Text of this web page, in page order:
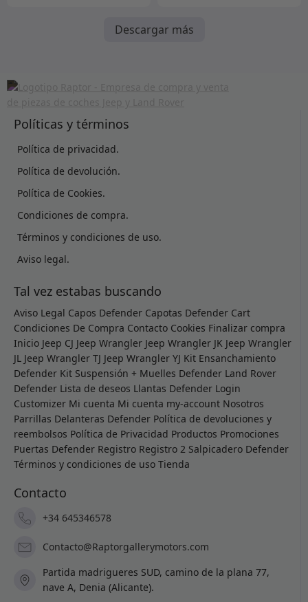
Descargar más
Políticas y términos
Política de privacidad.
Política de devolución.
Política de Cookies.
Condiciones de compra.
Términos y condiciones de uso.
Aviso legal.
Tal vez estabas buscando
Aviso Legal Capos Defender Capotas Defender Cart
Condiciones De Compra Contacto Cookies Finalizar compra
Inicio Jeep CJ Jeep Wrangler Jeep Wrangler JK Jeep Wrangler
JL Jeep Wrangler TJ Jeep Wrangler YJ Kit Ensanchamiento
Defender Kit Suspensión + Muelles Defender Land Rover
Defender Lista de deseos Llantas Defender Login
Customizer Mi cuenta Mi cuenta my-account Nosotros
Parrillas Delanteras Defender Política de devoluciones y
reembolsos Política de Privacidad Productos Promociones
Puertas Defender Registro Registro 2 Salpicadero Defender
Términos y condiciones de uso Tienda
Contacto
+34 645346578
Contacto@Raptorgallerymotors.com
Partida madrigueres SUD, camino de la plana 77,
nave A, Denia (Alicante).